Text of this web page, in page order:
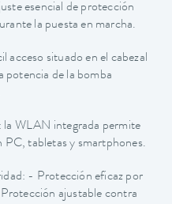
esencial de protección
la puesta en marcha.
situado en el cabezal
potencia de la bomba
WLAN integrada permite
PC, tabletas y smartphones.
- Protección eficaz por
ajustable contra